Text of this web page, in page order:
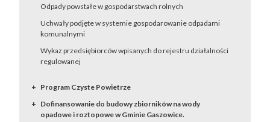
Odpady powstałe w gospodarstwach rolnych
Uchwały podjęte w systemie gospodarowanie odpadami
komunalnymi
Wykaz przedsiębiorców wpisanych do rejestru działalności
regulowanej
Program Czyste Powietrze
Dofinansowanie do budowy zbiorników na wody
opadowe i roztopowe w Gminie Gaszowice.